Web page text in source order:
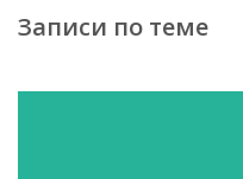
Записи по теме